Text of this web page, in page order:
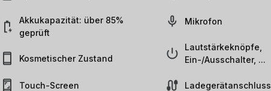
Akkukapazität: über 85%
geprüft
Kosmetischer Zustand
Touch-Screen
Mikrofon
Lautstärkeknöpfe,
Ein-/Ausschalter, ...
Ladegerätanschluss